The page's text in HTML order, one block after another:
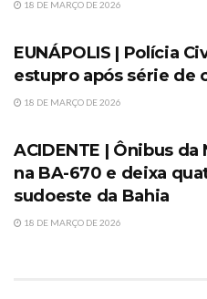
18 DE MARÇO DE 2026
SEM CATEGORIA
EUNÁPOLIS | Polícia
estupro após série de
18 DE MARÇO DE 2026
SEM CATEGORIA
ACIDENTE | Ônibus
na BA-670 e deixa
sudoeste da Bahia
18 DE MARÇO DE 2026